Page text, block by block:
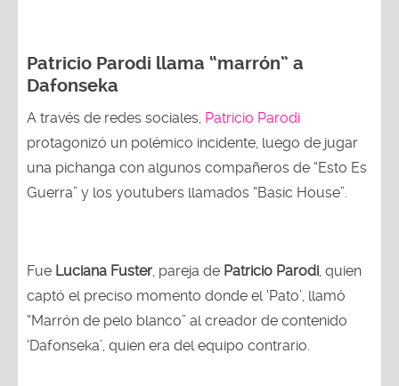
Patricio Parodi llama “marrón” a
Dafonseka
A través de redes sociales, Patricio Parodi
protagonizó un polémico incidente, luego de jugar
una pichanga con algunos compañeros de “Esto Es
Guerra” y los youtubers llamados “Basic House”.
Fue Luciana Fuster , pareja de Patricio Parodi , quien
captó el preciso momento donde el ‘Pato’, llamó
“Marrón de pelo blanco” al creador de contenido
‘Dafonseka’, quien era del equipo contrario.